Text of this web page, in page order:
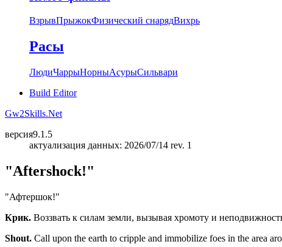
ВзрывПрыжокФизический снарядВихрь
Расы
ЛюдиЧаррыНорныАсурыСильвари
Build Editor
Gw2Skills.Net
версия9.1.5
актуализация данных: 2026/07/14 rev. 1
"Aftershock!"
"Афтершок!"
Крик. Воззвать к силам земли, вызывая хромоту и
Shout. Call upon the earth to cripple and immobilize foes in the area